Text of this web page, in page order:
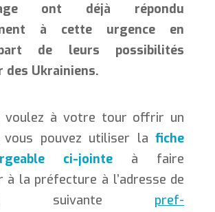
ont déjà répondu
à cette urgence en
de leurs possibilités
des Ukrainiens.
voulez à votre tour offrir un
vous pouvez utiliser lafiche
ci-jointeà faire
à la préfecture à l’adresse de
suivante pref-